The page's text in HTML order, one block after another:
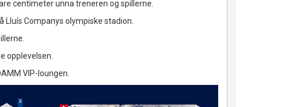
centimeter unna treneren og spillerne.
Lluís Companys olympiske stadion.
opplevelsen.
VIP-loungen.